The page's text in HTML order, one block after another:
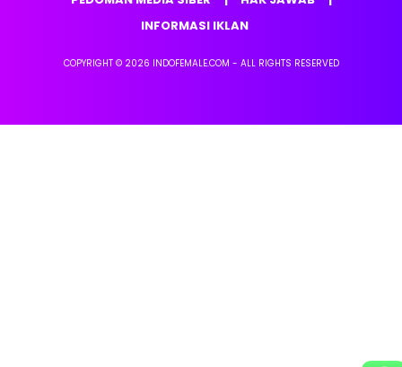
INFORMASI IKLAN
COPYRIGHT © 2026 INDOFEMALE.COM - ALL RIGHTS RESERVED